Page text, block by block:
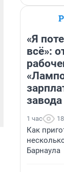
«Я
всё»:
завода
1 час
Как
Барнаула